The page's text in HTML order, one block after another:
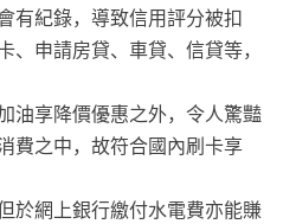
有紀錄，導致信用評分被扣
、申請房貸、車貸、信貸等，
油享降價優惠之外，令人驚豔
費之中，故符合國內刷卡享
於網上銀行繳付水電費亦能賺